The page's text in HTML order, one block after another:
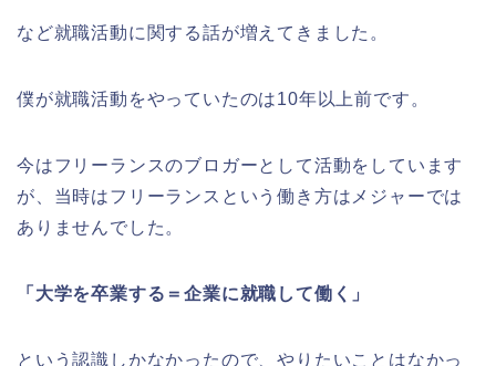
など就職活動に関する話が増えてきました。
僕が就職活動をやっていたのは10年以上前です。
今はフリーランスのブロガーとして活動をしています
が、当時はフリーランスという働き方はメジャーでは
ありませんでした。
「大学を卒業する＝企業に就職して働く」
という認識しかなかったので、やりたいことはなかっ